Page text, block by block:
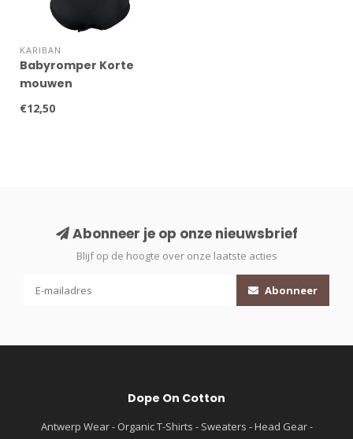
KARIBAN
Babyromper Korte
mouwen
€12,50
Abonneer je op onze nieuwsbrief
Blijf op de hoogte over onze laatste acties
Abonneer
Dope On Cotton
Antwerp Wear - Organic T-Shirts - Sweaters - Head Gear -